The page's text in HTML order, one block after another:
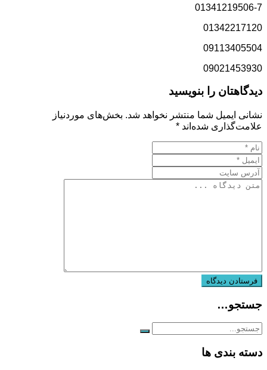
01341219506-7
01342217120
09113405504
09021453930
دیدگاهتان را بنویسید
نشانی ایمیل شما منتشر نخواهد شد. بخش‌های موردنیاز
علامت‌گذاری شده‌اند *
جستجو…
دسته بندی ها